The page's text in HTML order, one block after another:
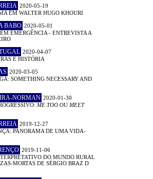
2020-05-19
EM WALTER HUGO KHOURI
BABO 2020-05-01
EMERGÊNCIA - ENTREVISTA A
2020-04-07
E HISTÓRIA
2020-03-05
SOMETHING NECESSARY AND
NORMAN 2020-01-30
ME TOO OU MEET
2019-12-27
PANORAMA DE UMA VIDA-
2019-11-06
DO MUNDO RURAL
MORTAS DE SÉRGIO BRAZ D